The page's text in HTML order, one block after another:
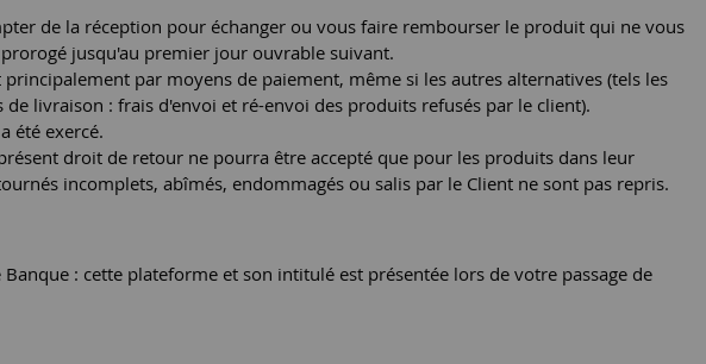
de la réception pour échanger ou vous faire rembourser le produit qui ne vous
jusqu'au premier jour ouvrable suivant.
par moyens de paiement, même si les autres alternatives (tels les
livraison : frais d'envoi et ré-envoi des produits refusés par le client).
été exercé.
droit de retour ne pourra être accepté que pour les produits dans leur
incomplets, abîmés, endommagés ou salis par le Client ne sont pas repris.
: cette plateforme et son intitulé est présentée lors de votre passage de